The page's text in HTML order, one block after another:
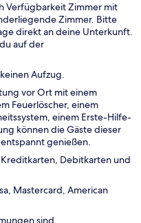
Verfügbarkeit Zimmer mit
Zimmer. Bitte
direkt an deine Unterkunft.
auf der
Aufzug.
vor Ort mit einem
Feuerlöscher, einem
einem Erste-Hilfe-
können die Gäste dieser
genießen.
Debitkarten und
Mastercard, American
sind